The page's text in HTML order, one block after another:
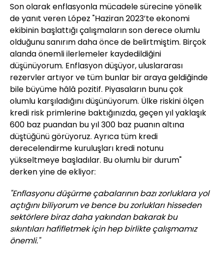
Son olarak enflasyonla mücadele sürecine yönelik
de yanıt veren López "Haziran 2023’te ekonomi
ekibinin başlattığı çalışmaların son derece olumlu
olduğunu sanırım daha önce de belirtmiştim. Birçok
alanda önemli ilerlemeler kaydedildiğini
düşünüyorum. Enflasyon düşüyor, uluslararası
rezervler artıyor ve tüm bunlar bir araya geldiğinde
bile büyüme hâlâ pozitif. Piyasaların bunu çok
olumlu karşıladığını düşünüyorum. Ülke riskini ölçen
kredi risk primlerine baktığınızda, geçen yıl yaklaşık
600 baz puandan bu yıl 300 baz puanın altına
düştüğünü görüyoruz. Ayrıca tüm kredi
derecelendirme kuruluşları kredi notunu
yükseltmeye başladılar. Bu olumlu bir durum"
derken yine de ekliyor:
"Enflasyonu düşürme çabalarının bazı zorluklara yol
açtığını biliyorum ve bence bu zorlukları hisseden
sektörlere biraz daha yakından bakarak bu
sıkıntıları hafifletmek için hep birlikte çalışmamız
önemli."